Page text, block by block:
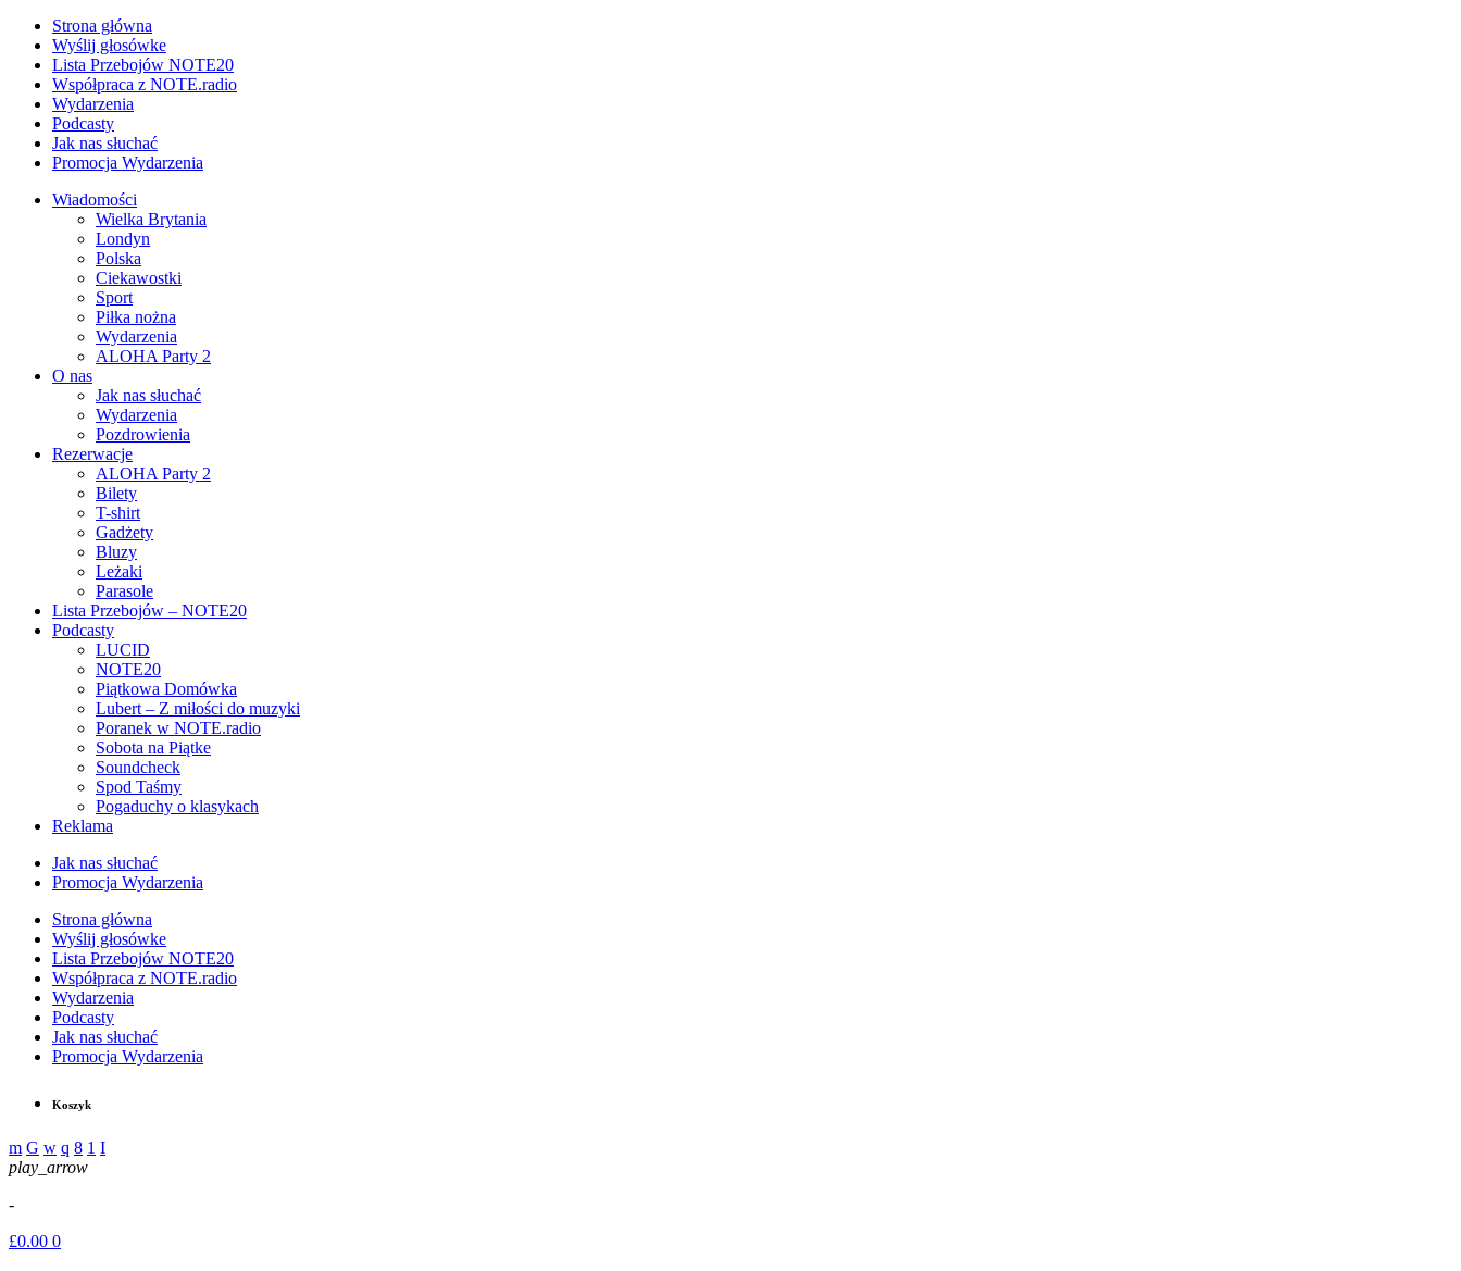
Strona główna
Wyślij głosówke
Lista Przebojów NOTE20
Współpraca z NOTE.radio
Wydarzenia
Podcasty
Jak nas słuchać
Promocja Wydarzenia
Wiadomości
Wielka Brytania
Londyn
Polska
Ciekawostki
Sport
Piłka nożna
Wydarzenia
ALOHA Party 2
O nas
Jak nas słuchać
Wydarzenia
Pozdrowienia
Rezerwacje
ALOHA Party 2
Bilety
T-shirt
Gadżety
Bluzy
Leżaki
Parasole
Lista Przebojów – NOTE20
Podcasty
LUCID
NOTE20
Piątkowa Domówka
Lubert – Z miłości do muzyki
Poranek w NOTE.radio
Sobota na Piątke
Soundcheck
Spod Taśmy
Pogaduchy o klasykach
Reklama
Jak nas słuchać
Promocja Wydarzenia
Strona główna
Wyślij głosówke
Lista Przebojów NOTE20
Współpraca z NOTE.radio
Wydarzenia
Podcasty
Jak nas słuchać
Promocja Wydarzenia
Koszyk
play_arrow
-
£0.00 0